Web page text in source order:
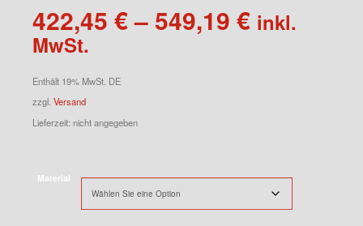
422,45 €–549,19 €
422,45 €
inkl.
MwSt.
Enthält 19% MwSt. DE
zzgl. Versand
Lieferzeit: nicht angegeben
Material